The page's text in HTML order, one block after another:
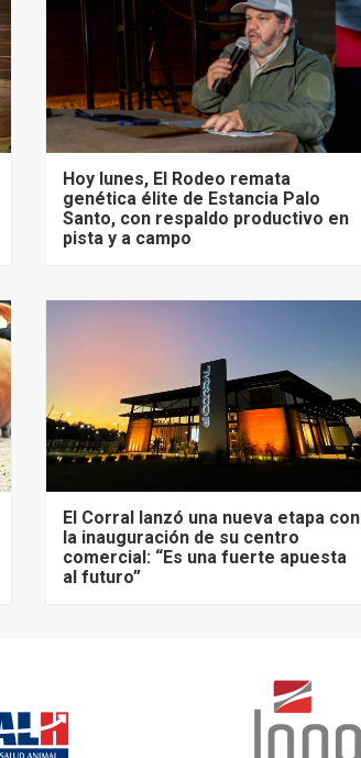
Hoy lunes, El Rodeo remata
genética élite de Estancia Palo
Santo, con respaldo productivo en
pista y a campo
El Corral lanzó una nueva etapa con
la inauguración de su centro
comercial: “Es una fuerte apuesta
al futuro”